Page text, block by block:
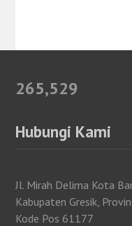
265,529
Hubungi Kami
Jl. Mirah Delima Kota
Kabupaten Gresik,
Kode Pos 61177